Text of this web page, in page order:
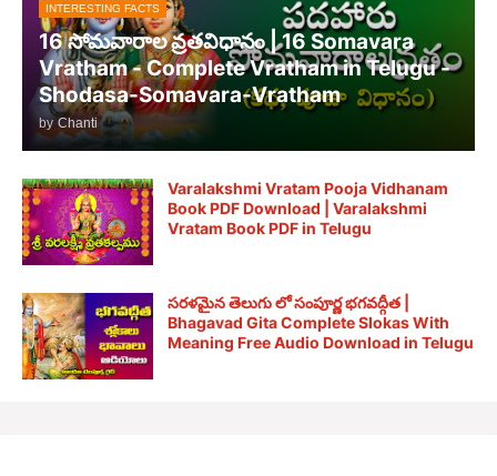
INTERESTING FACTS
16 సోమవారాల వ్రతవిధానం | 16 Somavara
Vratham - Complete Vratham in Telugu -
Shodasa-Somavara-Vratham
by Chanti
Varalakshmi Vratam Pooja Vidhanam
Book PDF Download | Varalakshmi
Vratam Book PDF in Telugu
సరళమైన తెలుగు లో సంపూర్ణ భగవద్గీత |
Bhagavad Gita Complete Slokas With
Meaning Free Audio Download in Telugu